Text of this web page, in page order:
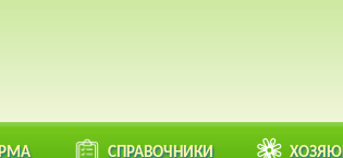
СПРАВОЧНИКИ